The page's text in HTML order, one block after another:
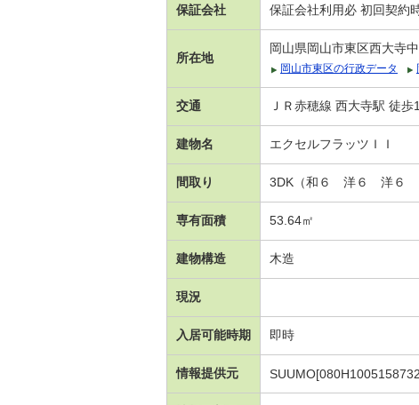
保証会社 保証会社利用必 初回契約
所在地
岡山県岡山市東区西大寺
岡山市東区の行政データ
交通 ＪＲ赤穂線 西大寺駅 徒歩
建物名 エクセルフラッツＩＩ
間取り 3DK（和６ 洋６ 洋６
専有面積 53.64㎡
建物構造 木造
現況
入居可能時期 即時
情報提供元